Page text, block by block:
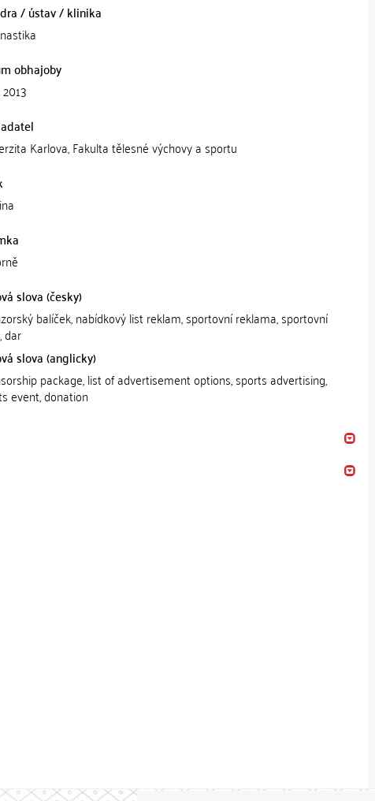
/ ústav / klinika
obhajoby
2013
Karlova, Fakulta tělesné výchovy a sportu
slova (česky)
balíček, nabídkový list reklam, sportovní reklama, sportovní
dar
slova (anglicky)
package, list of advertisement options, sports advertising,
event, donation